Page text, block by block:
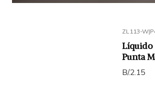
ZL113-W|
Líquido
Punta
B/.2.15